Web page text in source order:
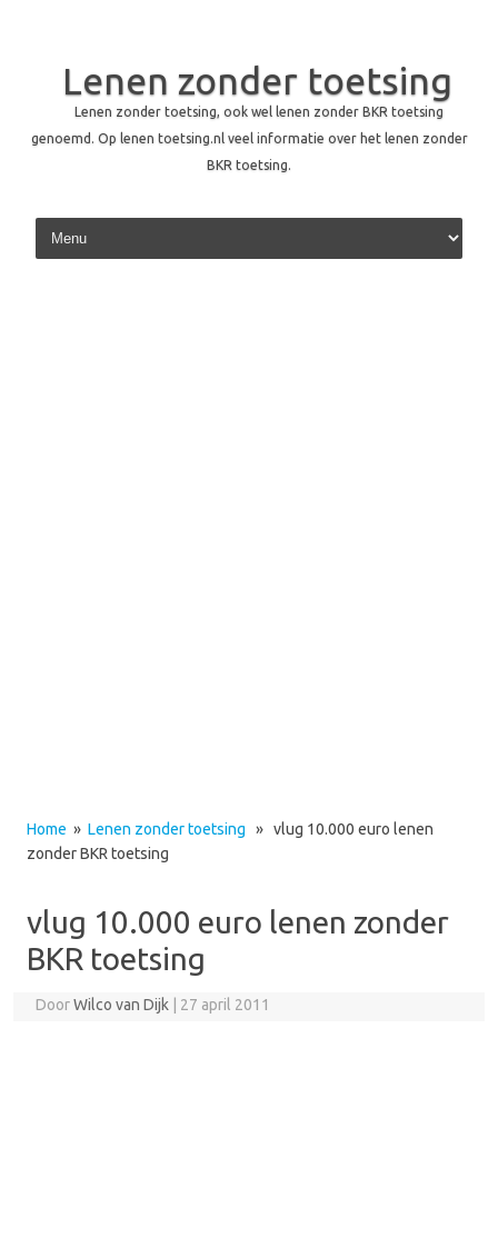
Lenen zonder toetsing
Lenen zonder toetsing, ook wel lenen zonder BKR toetsing
genoemd. Op lenen toetsing.nl veel informatie over het lenen zonder
BKR toetsing.
Skip to content
Home » Lenen zonder toetsing » vlug 10.000 euro lenen
zonder BKR toetsing
vlug 10.000 euro lenen zonder
BKR toetsing
DoorWilco van Dijk 27 april 2011